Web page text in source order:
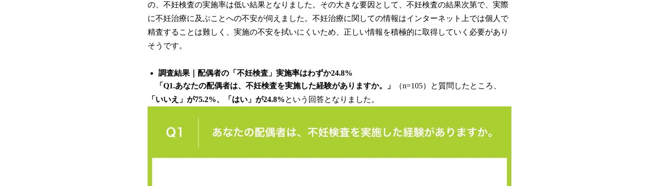
の、不妊検査の実施率は低い結果となりました。その大きな要因として、不妊検査の結果次第で、実際
に不妊治療に及ぶことへの不安が伺えました。不妊治療に関しての情報はインターネット上では個人で
精査することは難しく、実施の不安を拭いにくいため、正しい情報を積極的に取得していく必要があり
そうです。
調査結果｜配偶者の「不妊検査」実施率はわずか24.8%
「Q1.あなたの配偶者は、不妊検査を実施した経験がありますか。」
（n=105）と質問したところ、
「いいえ」が75.2%、「はい」が24.8%という回答となりました。